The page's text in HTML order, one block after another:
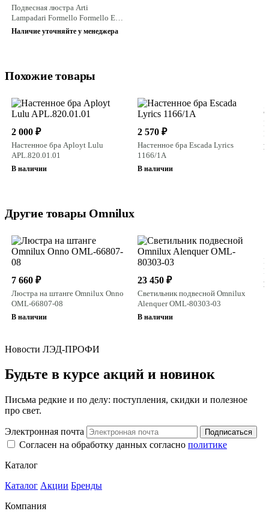
Подвесная люстра Arti
Lampadari Formello Formello E
1.1.6 W
Наличие уточняйте у менеджера
Похожие товары
2 000 ₽
Настенное бра Aployt Lulu
APL.820.01.01
В наличии
2 570 ₽
Настенное бра Escada Lyrics
1166/1A
В наличии
В
Другие товары Omnilux
7 660 ₽
Люстра на штанге Omnilux Onno
OML-66807-08
В наличии
23 450 ₽
Светильник подвесной Omnilux
Alenquer OML-80303-03
В наличии
В
Новости ЛЭД-ПРОФИ
Будьте в курсе акций и новинок
Письма редкие и по делу: поступления, скидки и полезное
про свет.
Электронная почта Подписаться
Согласен на обработку данных согласно политике
Каталог
Каталог Акции Бренды
Компания